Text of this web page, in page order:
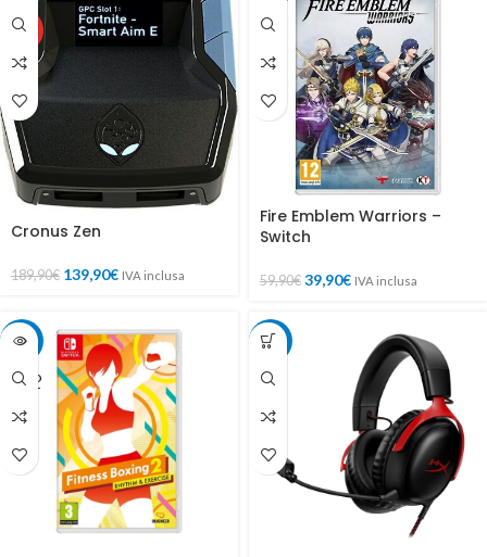
HOT
Cronus Zen
189,90€ 139,90€ IVA inclusa
Fire Emblem Warriors –
Switch
59,90€ 39,90€ IVA inclusa
-50%
SOLD
OUT
-7%